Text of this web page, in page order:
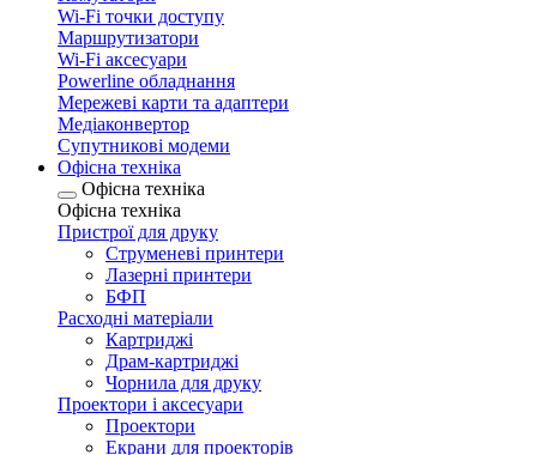
Wi-Fi точки доступу
Маршрутизатори
Wi-Fi аксесуари
Рowerline обладнання
Мережеві карти та адаптери
Медіаконвертор
Супутникові модеми
Офісна техніка
Офісна техніка
Офісна техніка
Пристрої для друку
Струменеві принтери
Лазерні принтери
БФП
Расходні матеріали
Картриджі
Драм-картриджі
Чорнила для друку
Проектори і аксесуари
Проектори
Екрани для проекторів